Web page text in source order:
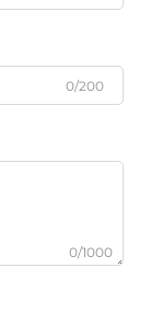
0/200
0/1000